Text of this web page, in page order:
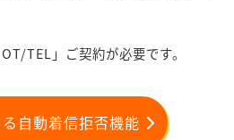
TEL」ご契約が必要です。
自動着信拒否機能